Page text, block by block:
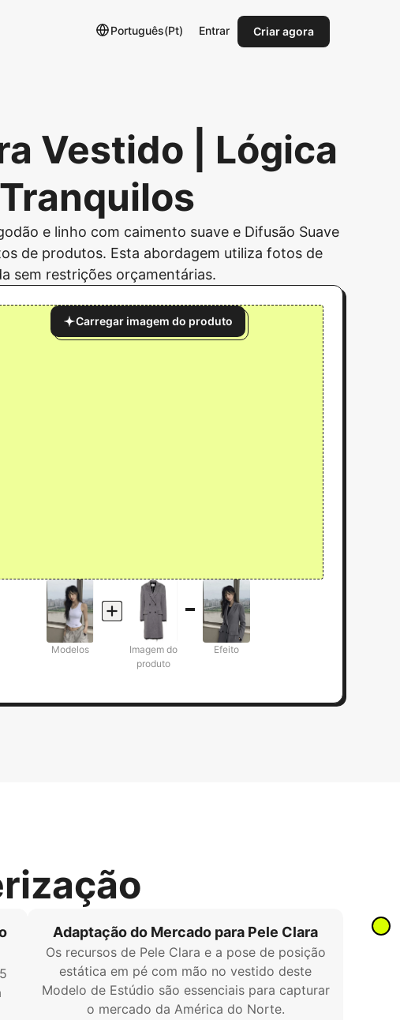
Português(Pt) Entrar Criar agora
Vestido | Lógica
e linho com caimento suave e Difusão Suave
de produtos. Esta abordagem utiliza fotos de
sem restrições orçamentárias.
Carregar imagem do produto
Modelos
Imagem do
produto
Efeito
Adaptação do Mercado para Pele Clara
Os recursos de Pele Clara e a pose de posição
estática em pé com mão no vestido deste
Modelo de Estúdio são essenciais para capturar
o mercado da América do Norte.